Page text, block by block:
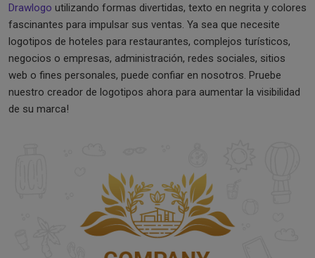
Drawlogo utilizando formas divertidas, texto en negrita y colores
fascinantes para impulsar sus ventas. Ya sea que necesite
logotipos de hoteles para restaurantes, complejos turísticos,
negocios o empresas, administración, redes sociales, sitios
web o fines personales, puede confiar en nosotros. Pruebe
nuestro creador de logotipos ahora para aumentar la visibilidad
de su marca!